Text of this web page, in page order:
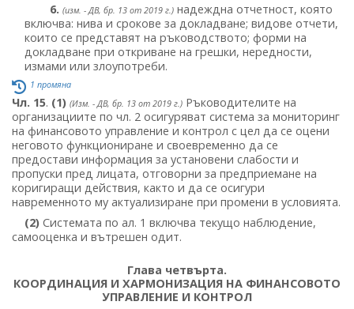
6. (изм. - ДВ, бр. 13 от 2019 г.) надеждна отчетност, която
включва: нива и срокове за докладване; видове отчети,
които се представят на ръководството; форми на
докладване при откриване на грешки, нередности,
измами или злоупотреби.
1 промяна
Чл. 15. (1) (Изм. - ДВ, бр. 13 от 2019 г.) Ръководителите на
организациите по чл. 2 осигуряват система за мониторинг
на финансовото управление и контрол с цел да се оцени
неговото функциониране и своевременно да се
предостави информация за установени слабости и
пропуски пред лицата, отговорни за предприемане на
коригиращи действия, както и да се осигури
навременното му актуализиране при промени в условията.
(2) Системата по ал. 1 включва текущо наблюдение,
самооценка и вътрешен одит.
Глава четвърта.
КООРДИНАЦИЯ И ХАРМОНИЗАЦИЯ НА ФИНАНСОВОТО
УПРАВЛЕНИЕ И КОНТРОЛ